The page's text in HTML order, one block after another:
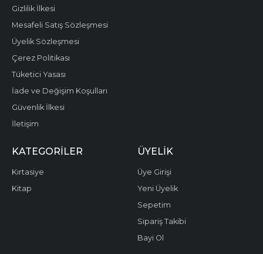
Gizlilik İlkesi
Mesafeli Satış Sözleşmesi
Üyelik Sözleşmesi
Çerez Politikası
Tüketici Yasası
İade ve Değişim Koşulları
Güvenlik İlkesi
İletişim
KATEGORILER
Kırtasiye
Kitap
ÜYELIK
Üye Girişi
Yeni Üyelik
Sepetim
Sipariş Takibi
Bayi Ol